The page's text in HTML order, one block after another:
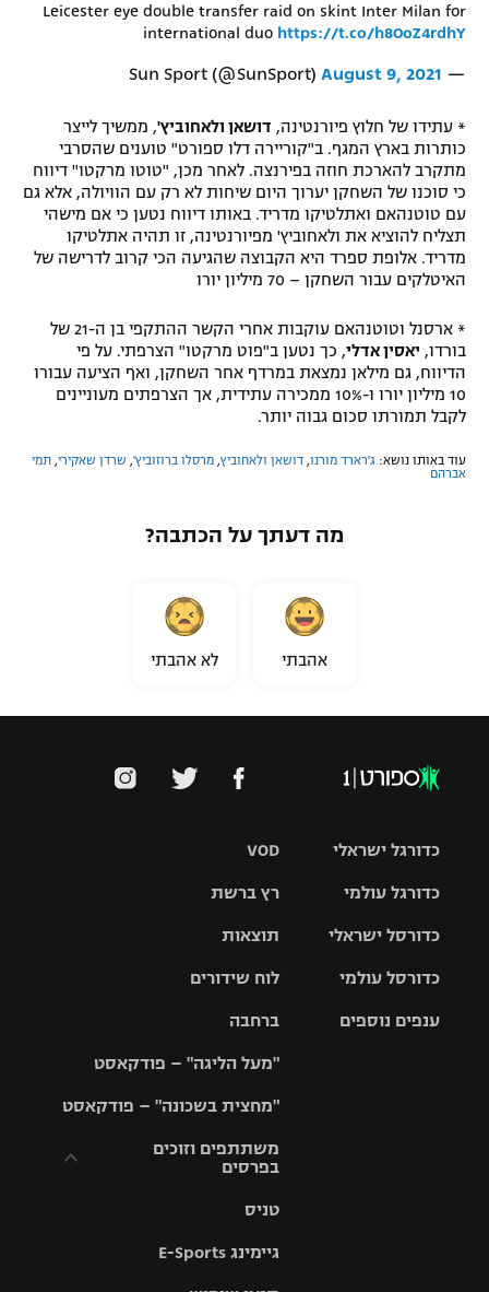
Leicester eye double transfer raid on skint Inter Milan for
international duo https://t.co/h8OoZ4rdhY
— Sun Sport (@SunSport)
August 9, 2021
* עתידו של חלוץ פיורנטינה, דושאן ולאחוביץ', ממשיך לייצר
כותרות בארץ המגף. ב"קוריירה דלו ספורט" טוענים שהסרבי
מתקרב להארכת חוזה בפירנצה. לאחר מכן, "טוטו מרקטו" דיווח
כי סוכנו של השחקן יערוך היום שיחות לא רק עם הוויולה, אלא גם
עם טוטנהאם ואתלטיקו מדריד. באותו דיווח נטען כי אם מישהי
תצליח להוציא את ולאחוביץ' מפיורנטינה, זו תהיה אתלטיקו
מדריד. אלופת ספרד היא הקבוצה שהגיעה הכי קרוב לדרישה של
האיטלקים עבור השחקן – 70 מיליון יורו
* ארסנל וטוטנהאם עוקבות אחרי הקשר ההתקפי בן ה-21 של
בורדו, יאסין אדלי, כך נטען ב"פוט מרקטו" הצרפתי. על פי
הדיווח, גם מילאן נמצאת במרדף אחר השחקן, ואף הציעה עבורו
10 מיליון יורו ו-10% ממכירה עתידית, אך הצרפתים מעוניינים
לקבל תמורתו סכום גבוה יותר.
עוד באותו נושא: ג'רארד מורנו דושאן ולאחוביץ מרסלו ברוזוביץ' שרדן שאקירי תמי
אברהם
מה דעתך על הכתבה?
אהבתי לא אהבתי
VOD
רץ ברשת
תוצאות
לוח שידורים
ברחבה
"מעל הליגה" – פודקאסט
"מחצית בשכונה" – פודקאסט
משתתפים וזוכים
בפרסים
וזוכים בפרסים
טניס
גיימינג E-Sports
כדורגל ישראלי
גביע הטוטו
כדורגל עולמי
האלופות
ליגה
כדורסל ישראלי
סל
כדורסל עולמי
ענפים נוספים